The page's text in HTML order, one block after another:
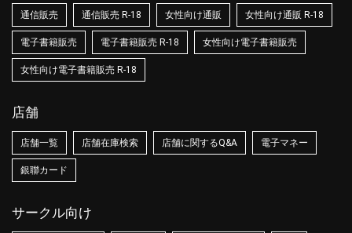
通信販売 通信販売 R-18 女性向け通販 女性向け通販 R-18
電子書籍販売 電子書籍販売 R-18 女性向け電子書籍販売
女性向け電子書籍販売 R-18
店舗
店舗一覧 店舗在庫検索 店舗に関するQ&A 電子マネー
銀聯カード
サークル向け